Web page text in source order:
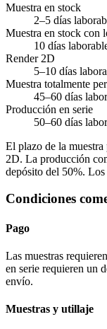
Muestra en stock
2–5 días
Muestra en stock con
10 días
Render 2D
5–10 días
Muestra totalmente
45–60 días
Producción en serie
50–60 días
El plazo de la muestra
2D. La producción
depósito del 50%.
Condiciones
Pago
Las muestras
en serie requieren un
envío.
Muestras y utillaje